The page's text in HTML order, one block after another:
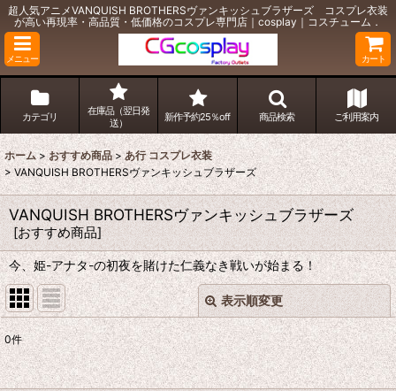
超人気アニメVANQUISH BROTHERSヴァンキッシュブラザーズ コスプレ衣装
が高い再現率・高品質・低価格のコスプレ専門店｜cosplay｜コスチューム．
メニュー カート
カテゴリ
在庫品（翌日発
送）
新作予約25％off 商品検索 ご利用案内
ホーム > おすすめ商品 > あ行 コスプレ衣装
> VANQUISH BROTHERSヴァンキッシュブラザーズ
VANQUISH BROTHERSヴァンキッシュブラザーズ
[おすすめ商品]
今、姫-アナタ-の初夜を賭けた仁義なき戦いが始まる！
表示順変更
表示数:
閉じる
0件